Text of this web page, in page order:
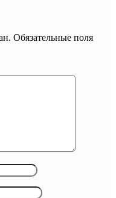
Обязательные поля